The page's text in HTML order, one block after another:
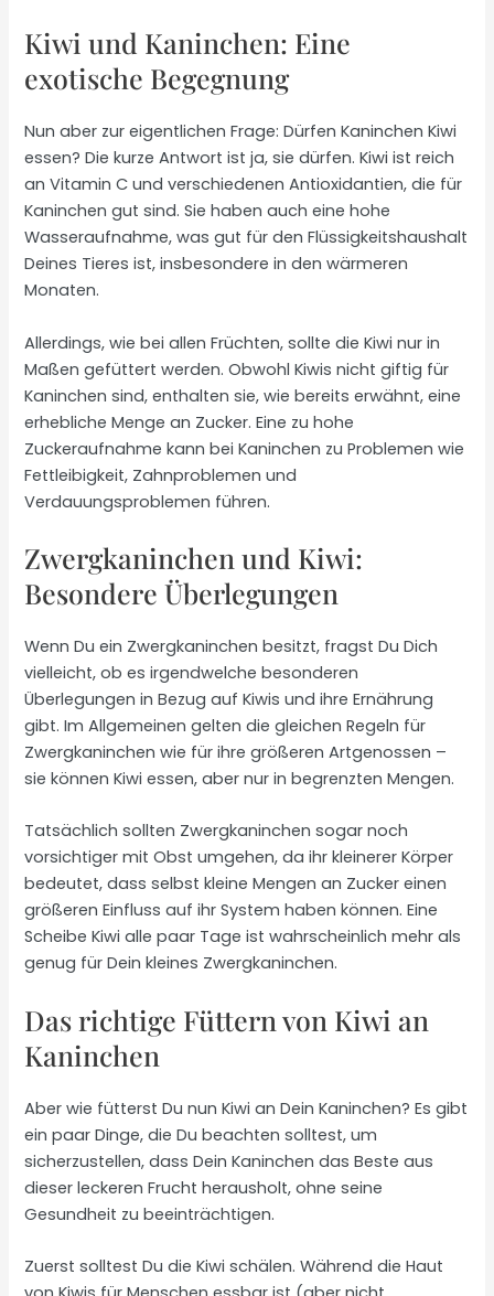
Kiwi und Kaninchen: Eine
exotische Begegnung
Nun aber zur eigentlichen Frage: Dürfen Kaninchen Kiwi
essen? Die kurze Antwort ist ja, sie dürfen. Kiwi ist reich
an Vitamin C und verschiedenen Antioxidantien, die für
Kaninchen gut sind. Sie haben auch eine hohe
Wasseraufnahme, was gut für den Flüssigkeitshaushalt
Deines Tieres ist, insbesondere in den wärmeren
Monaten.
Allerdings, wie bei allen Früchten, sollte die Kiwi nur in
Maßen gefüttert werden. Obwohl Kiwis nicht giftig für
Kaninchen sind, enthalten sie, wie bereits erwähnt, eine
erhebliche Menge an Zucker. Eine zu hohe
Zuckeraufnahme kann bei Kaninchen zu Problemen wie
Fettleibigkeit, Zahnproblemen und
Verdauungsproblemen führen.
Zwergkaninchen und Kiwi:
Besondere Überlegungen
Wenn Du ein Zwergkaninchen besitzt, fragst Du Dich
vielleicht, ob es irgendwelche besonderen
Überlegungen in Bezug auf Kiwis und ihre Ernährung
gibt. Im Allgemeinen gelten die gleichen Regeln für
Zwergkaninchen wie für ihre größeren Artgenossen –
sie können Kiwi essen, aber nur in begrenzten Mengen.
Tatsächlich sollten Zwergkaninchen sogar noch
vorsichtiger mit Obst umgehen, da ihr kleinerer Körper
bedeutet, dass selbst kleine Mengen an Zucker einen
größeren Einfluss auf ihr System haben können. Eine
Scheibe Kiwi alle paar Tage ist wahrscheinlich mehr als
genug für Dein kleines Zwergkaninchen.
Das richtige Füttern von Kiwi an
Kaninchen
Aber wie fütterst Du nun Kiwi an Dein Kaninchen? Es gibt
ein paar Dinge, die Du beachten solltest, um
sicherzustellen, dass Dein Kaninchen das Beste aus
dieser leckeren Frucht herausholt, ohne seine
Gesundheit zu beeinträchtigen.
Zuerst solltest Du die Kiwi schälen. Während die Haut